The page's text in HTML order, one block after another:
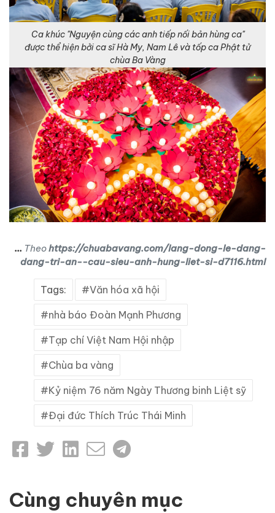
Ca khúc "Nguyện cùng các anh tiếp nối bản hùng ca"
được thể hiện bởi ca sĩ Hà My, Nam Lê và tốp ca Phật tử
chùa Ba Vàng
... Theohttps://chuabavang.com/lang-dong-le-dang-
dang-tri-an--cau-sieu-anh-hung-liet-si-d7116.html
Tags: Văn hóa xã hội
nhà báo Đoàn Mạnh Phương
Tạp chí Việt Nam Hội nhập
Chùa ba vàng
Kỷ niệm 76 năm Ngày Thương binh Liệt sỹ
Đại đức Thích Trúc Thái Minh
Cùng chuyên mục